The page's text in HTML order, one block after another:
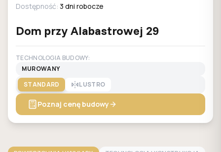
Dostępność: 3 dni robocze
Dom przy Alabastrowej 29
TECHNOLOGIA BUDOWY:
MUROWANY
STANDARD
LUSTRO
Poznaj cenę budowy